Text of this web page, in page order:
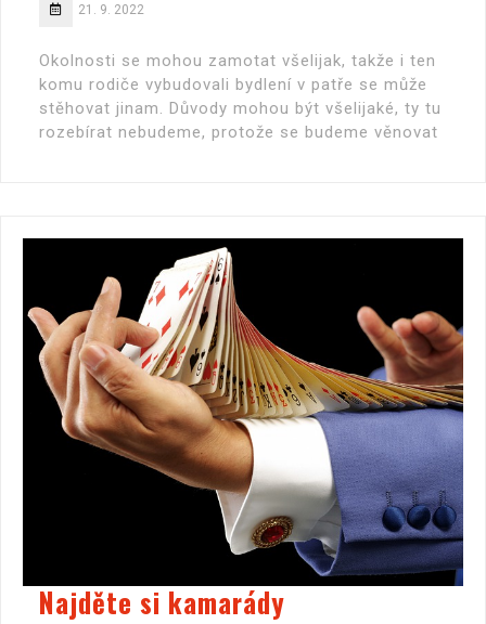
21. 9. 2022
Okolnosti se mohou zamotat všelijak, takže i ten
komu rodiče vybudovali bydlení v patře se může
stěhovat jinam. Důvody mohou být všelijaké, ty tu
rozebírat nebudeme, protože se budeme věnovat
Najděte si kamarády